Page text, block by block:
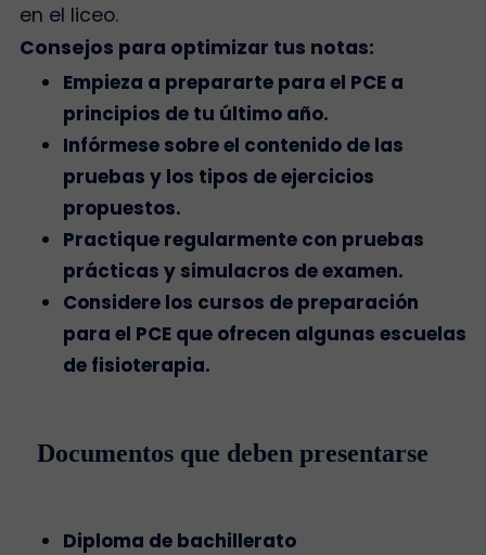
en el liceo.
Consejos para optimizar tus notas:
Empieza a prepararte para el PCE a
principios de tu último año.
Infórmese sobre el contenido de las
pruebas y los tipos de ejercicios
propuestos.
Practique regularmente con pruebas
prácticas y simulacros de examen.
Considere los cursos de preparación
para el PCE que ofrecen algunas escuelas
de fisioterapia.
Documentos que deben presentarse
Diploma de bachillerato